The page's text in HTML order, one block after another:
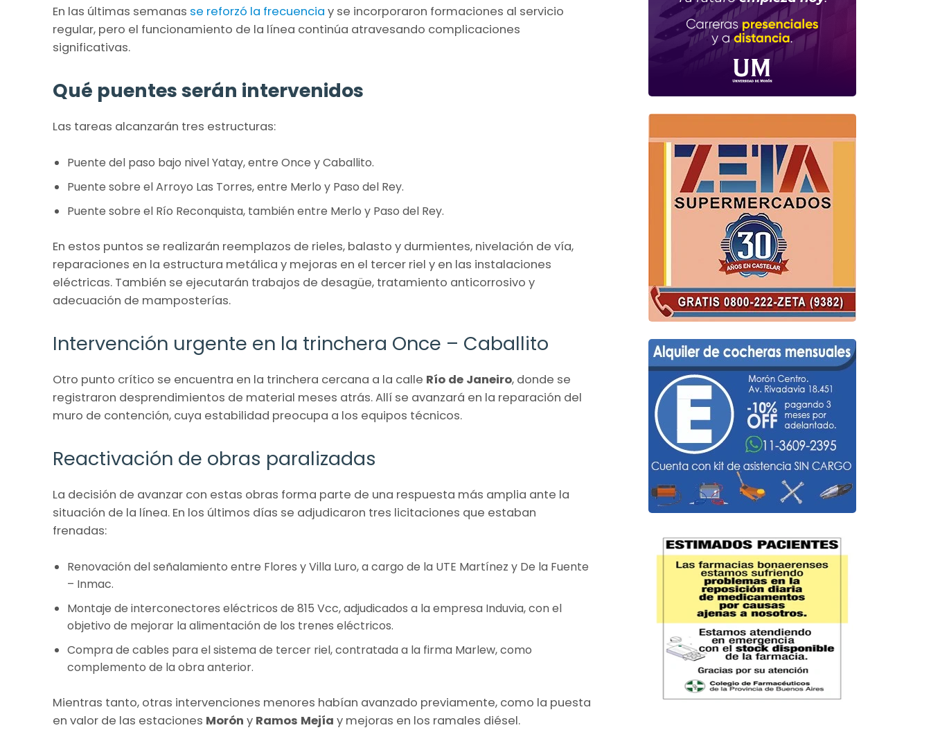
En las últimas semanas se reforzó la frecuencia y se incorporaron formaciones al servicio
regular, pero el funcionamiento de la línea continúa atravesando complicaciones
significativas.
Qué puentes serán intervenidos
Las tareas alcanzarán tres estructuras:
Puente del paso bajo nivel Yatay, entre Once y Caballito.
Puente sobre el Arroyo Las Torres, entre Merlo y Paso del Rey.
Puente sobre el Río Reconquista, también entre Merlo y Paso del Rey.
En estos puntos se realizarán reemplazos de rieles, balasto y durmientes, nivelación de vía,
reparaciones en la estructura metálica y mejoras en el tercer riel y en las instalaciones
eléctricas. También se ejecutarán trabajos de desagüe, tratamiento anticorrosivo y
adecuación de mamposterías.
Intervención urgente en la trinchera Once – Caballito
Otro punto crítico se encuentra en la trinchera cercana a la calle Río de Janeiro, donde se
registraron desprendimientos de material meses atrás. Allí se avanzará en la reparación del
muro de contención, cuya estabilidad preocupa a los equipos técnicos.
Reactivación de obras paralizadas
La decisión de avanzar con estas obras forma parte de una respuesta más amplia ante la
situación de la línea. En los últimos días se adjudicaron tres licitaciones que estaban
frenadas:
Renovación del señalamiento entre Flores y Villa Luro, a cargo de la UTE Martínez y De la Fuente
– Inmac.
Montaje de interconectores eléctricos de 815 Vcc, adjudicados a la empresa Induvia, con el
objetivo de mejorar la alimentación de los trenes eléctricos.
Compra de cables para el sistema de tercer riel, contratada a la firma Marlew, como
complemento de la obra anterior.
Mientras tanto, otras intervenciones menores habían avanzado previamente, como la puesta
en valor de las estaciones Morón y Ramos Mejía y mejoras en los ramales diésel.